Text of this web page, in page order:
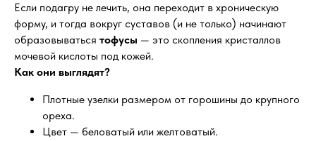
Если подагру не лечить, она переходит в хроническую
форму, и тогда вокруг суставов (и не только) начинают
образовываться тофусы — это скопления кристаллов
мочевой кислоты под кожей.
Как они выглядят?
Плотные узелки размером от горошины до крупного
ореха.
Цвет — беловатый или желтоватый.